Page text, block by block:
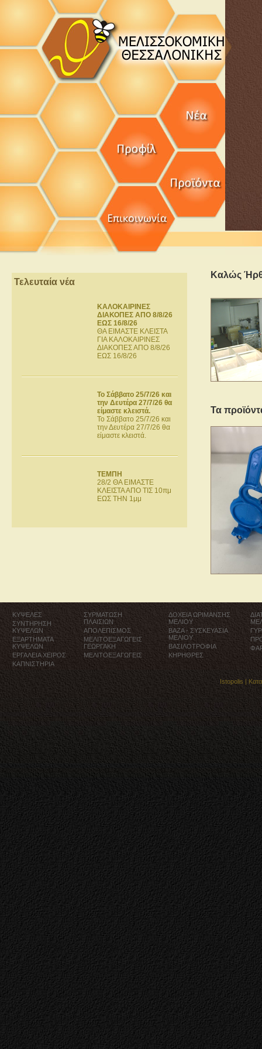
Τελευταία νέα
ΚΑΛΟΚΑΙΡΙΝΕΣ
ΔΙΑΚΟΠΕΣ ΑΠΟ 8/8/26
ΕΩΣ 16/8/26
ΘΑ ΕΙΜΑΣΤΕ ΚΛΕΙΣΤΑ
ΓΙΑ ΚΑΛΟΚΑΙΡΙΝΕΣ
ΔΙΑΚΟΠΕΣ ΑΠΟ 8/8/26
ΕΩΣ 16/8/26
Το Σάββατο 25/7/26 και
την Δευτέρα 27/7/26 θα
είμαστε κλειστά.
Το Σάββατο 25/7/26 και
την Δευτέρα 27/7/26 θα
είμαστε κλειστά.
ΤΕΜΠΗ
28/2 ΘΑ ΕΙΜΑΣΤΕ
ΚΛΕΙΣΤΑ ΑΠΟ ΤΙΣ 10πμ
ΕΩΣ ΤΗΝ 1μμ
Καλώς
Τα
ΚΥΨΕΛΕΣ
ΣΥΝΤΗΡΗΣΗ
ΚΥΨΕΛΩΝ
ΕΞΑΡΤΗΜΑΤΑ
ΚΥΨΕΛΩΝ
ΕΡΓΑΛΕΙΑ ΧΕΙΡΟΣ
ΚΑΠΝΙΣΤΗΡΙΑ
ΣΥΡΜΑΤΩΣΗ
ΠΛΑΙΣΙΩΝ
ΑΠΟΛΕΠΙΣΜΟΣ
ΜΕΛΙΤΟΕΞΑΓΩΓΕΙΣ
ΓΕΩΡΓΑΚΗ
ΜΕΛΙΤΟΕΞΑΓΩΓΕΙΣ
ΔΟΧΕΙΑ ΩΡΙΜΑΝΣΗΣ
ΜΕΛΙΟΥ
ΒΑΖΑ - ΣΥΣΚΕΥΑΣΙΑ
ΜΕΛΙΟΥ
ΒΑΣΙΛΟΤΡΟΦΙΑ
ΚΗΡΗΘΡΕΣ
Istopolis |